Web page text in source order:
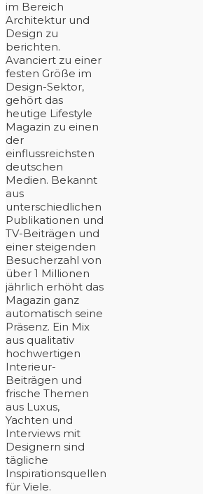
im Bereich
Architektur und
Design zu
berichten.
Avanciert zu einer
festen Größe im
Design-Sektor,
gehört das
heutige Lifestyle
Magazin zu einen
der
einflussreichsten
deutschen
Medien. Bekannt
aus
unterschiedlichen
Publikationen und
TV-Beiträgen und
einer steigenden
Besucherzahl von
über 1 Millionen
jährlich erhöht das
Magazin ganz
automatisch seine
Präsenz. Ein Mix
aus qualitativ
hochwertigen
Interieur-
Beiträgen und
frische Themen
aus Luxus,
Yachten und
Interviews mit
Designern sind
tägliche
Inspirationsquellen
für Viele.